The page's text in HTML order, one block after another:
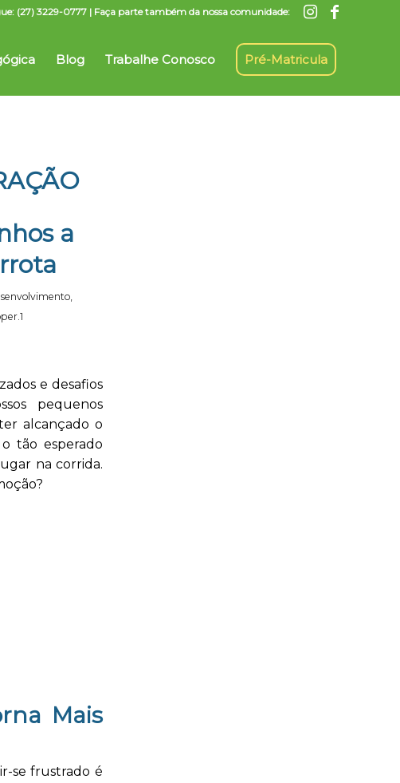
(27) 3229-0777 | Faça parte também da nossa comunidade:
Blog Trabalhe Conosco Pré-Matricula
a
,
e desafios
pequenos
alcançado o
tão esperado
na corrida.
Mais
se frustrado é